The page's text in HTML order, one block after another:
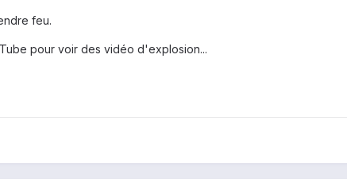
feu.
pour voir des vidéo d'explosion...